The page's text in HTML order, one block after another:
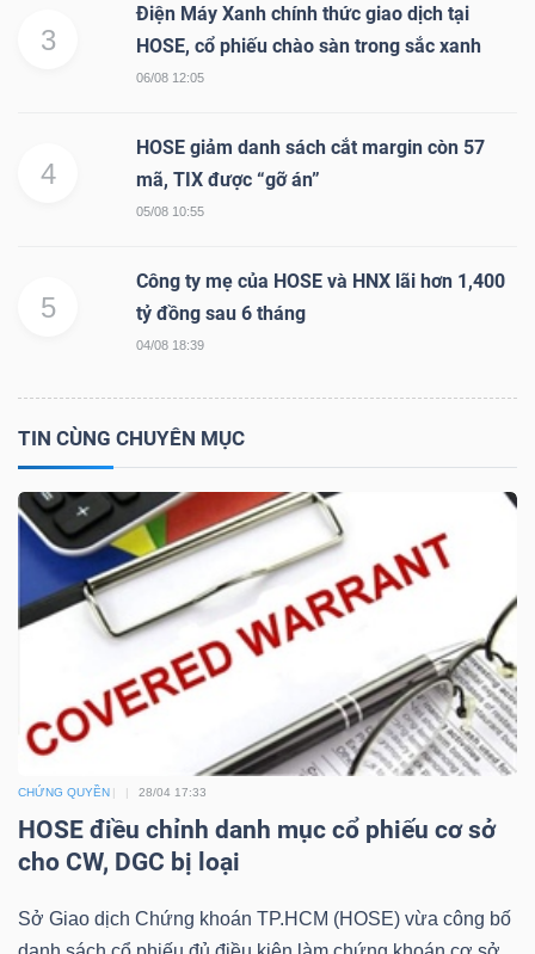
3
Điện Máy Xanh chính thức giao dịch tại
HOSE, cổ phiếu chào sàn trong sắc xanh
06/08 12:05
4
HOSE giảm danh sách cắt margin còn 57
mã, TIX được “gỡ án”
05/08 10:55
5
Công ty mẹ của HOSE và HNX lãi hơn 1,400
tỷ đồng sau 6 tháng
04/08 18:39
TIN CÙNG CHUYÊN MỤC
CHỨNG QUYỀN 28/04 17:33
HOSE điều chỉnh danh mục cổ phiếu cơ sở
cho CW, DGC bị loại
Sở Giao dịch Chứng khoán TP.HCM (HOSE) vừa công bố
CỔ
PHÁI
TRÁI
CỤ
ĐẦU
TƯ
XUẤT
DỮ
Ngành
(-)
VS-